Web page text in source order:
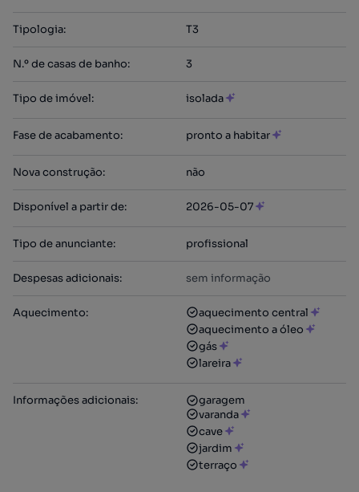
Tipologia: T3
N.º de casas de banho: 3
Tipo de imóvel: isolada
Fase de acabamento: pronto a habitar
Nova construção: não
Disponível a partir de: 2026-05-07
Tipo de anunciante: profissional
Despesas adicionais: sem informação
Aquecimento:
aquecimento central
aquecimento a óleo
gás
lareira
Informações adicionais:
garagem
varanda
cave
jardim
terraço